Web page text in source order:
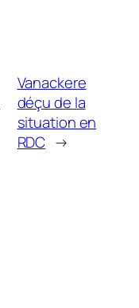
Vanackere
déçu de la
situation en
RDC →